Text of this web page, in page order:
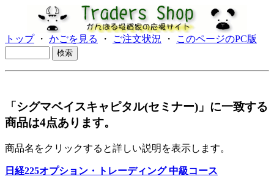
トップ・ かごを見る ・ ご注文状況 ・ このページのPC版
「シグマベイスキャピタル(セミナー)」に一致する
商品は4点あります。
商品名をクリックすると詳しい説明を表示します。
日経225オプション・トレーディング 中級コース